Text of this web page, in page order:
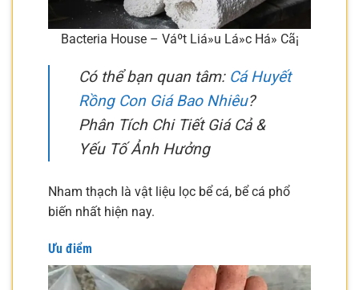
Bacteria House – Váº­t Liá»u Lá»c Há» Cã¡
Có thể bạn quan tâm: Cá Huyết
Rồng Con Giá Bao Nhiêu?
Phân Tích Chi Tiết Giá Cả &
Yếu Tố Ảnh Hưởng
Nham thạch là vật liệu lọc bể cá, bể cá phổ
biến nhất hiện nay.
Ưu điểm